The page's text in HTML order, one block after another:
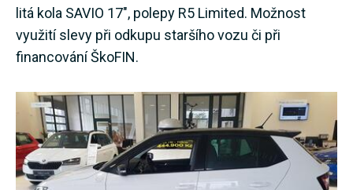
litá kola SAVIO 17", polepy R5 Limited. Možnost
využití slevy při odkupu staršího vozu či při
financování ŠkoFIN.